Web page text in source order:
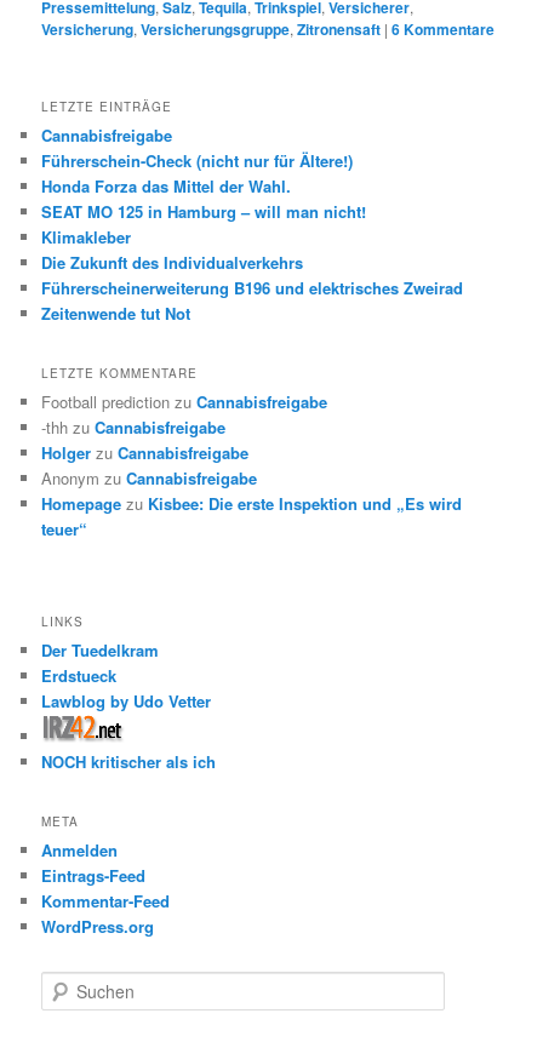
Pressemittelung,Salz,Tequila,Trinkspiel,Versicherer,
Versicherung,Versicherungsgruppe,Zitronensaft |6Kommentare
LETZTE EINTRÄGE
Cannabisfreigabe
Führerschein-Check (nicht nur für Ältere!)
Honda Forza das Mittel der Wahl.
SEAT MO 125 in Hamburg – will man nicht!
Klimakleber
Die Zukunft des Individualverkehrs
Führerscheinerweiterung B196 und elektrisches Zweirad
Zeitenwende tut Not
LETZTE KOMMENTARE
Football prediction zuCannabisfreigabe
-thh zuCannabisfreigabe
Holger zuCannabisfreigabe
Anonym zuCannabisfreigabe
Homepage zu Kisbee: Die erste Inspektion und „Es wird
teuer“
LINKS
Der Tuedelkram
Erdstueck
Lawblog by Udo Vetter
NOCH kritischer als ich
META
Anmelden
Eintrags-Feed
Kommentar-Feed
WordPress.org
u